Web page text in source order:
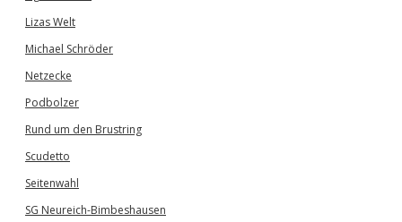
Lizas Welt
Michael Schröder
Netzecke
Podbolzer
Rund um den Brustring
Scudetto
Seitenwahl
SG Neureich-Bimbeshausen